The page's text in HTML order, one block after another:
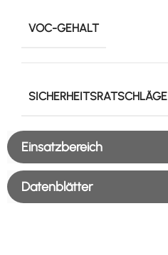
VOC-GEHALT
SICHERHEITSRATSCHLÄGE
Einsatzbereich
Datenblätter